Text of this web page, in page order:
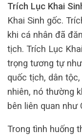
Trích Lục Khai
Khai Sinh gốc.
khi cá nhân đã
tịch. Trích Lục
trọng tương tự
quốc tịch, dân
nhiên, nó thường
bên liên quan như
Trong tình huống